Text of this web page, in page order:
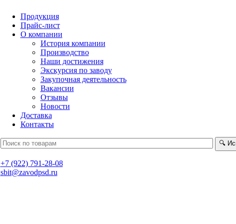
Продукция
Прайс-лист
О компании
История компании
Производство
Наши достижения
Экскурсия по заводу
Закупочная деятельность
Вакансии
Отзывы
Новости
Доставка
Контакты
🔍
+7 (922) 791-28-08
sbit@zavodpsd.ru